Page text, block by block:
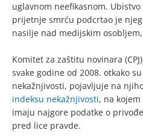
uglavnom neefikasnom.
prijetnje smrću podcrtao je
nasilje nad medijskim osobljem,
Komitet za zaštitu novinara
svake godine od 2008. otkako
nekažnjivosti, pojavljuje na
indeksu nekažnjivosti, na
imaju najgore podatke o
pred lice pravde.